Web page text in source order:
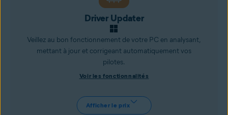
Driver Updater
Veillez au bon fonctionnement de votre PC en analysant,
mettant à jour et corrigeant automatiquement vos
pilotes.
Voir les fonctionnalités
Afficher le prix